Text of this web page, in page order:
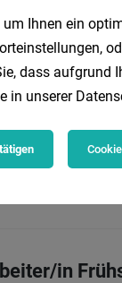
erwartet dich
Handels-
in
Ihnen ein
dass aufgrund
in unserer